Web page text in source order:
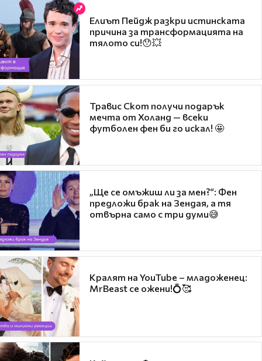
Елиът Пейдж разкри истинската
причина за трансформацията на
тялото си!😯💥
Травис Скот получи подарък
мечта от Холанд — всеки
футболен фен би го искал! 🤩
„Ще се омъжиш ли за мен?“: Фен
предложи брак на Зендая, а тя
отвърна само с три думи😅
Кралят на YouTube – младоженец:
MrBeast се ожени!💍🥰